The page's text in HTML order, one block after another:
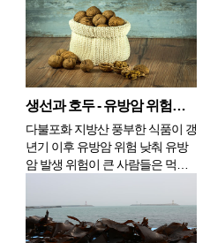
물은 용해해서 종양에 투여하면 암
세포를 죽일 수 있다고 과학자들이
주장하고 있다. 강황은 치료 효과
가 있는 것으로 알려져 있고 생고
기의 병균을 죽이는 방법으로도 이
용되고 있다. 최...
생선과 호두 - 유방암 위험을 낮춰 주나
다불포화 지방산 풍부한 식품이 갱
년기 이후 유방암 위험 낮춰 유방
암 발생 위험이 큰 사람들은 먹는
다. 중국 연구진은 북미 갱년기 학
회와 공동으로 연구해서 n-3계 다
불포화 지방산(PUFAs)이 풍부한